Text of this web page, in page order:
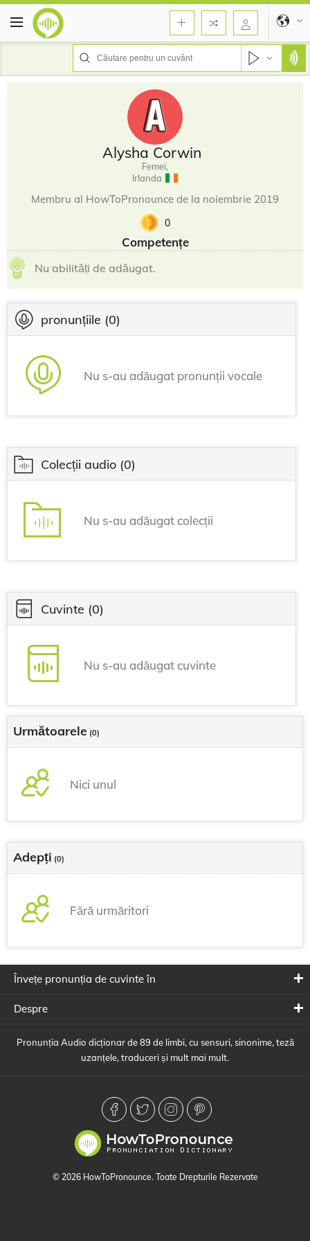
Alysha Corwin
Femei,
Irlanda
Membru al HowToPronounce de la noiembrie 2019
0
Competențe
Nu abilități de adăugat.
pronunțiile (0)
Nu s-au adăugat pronunții vocale
Colecții audio (0)
Nu s-au adăugat colecții
Cuvinte (0)
Nu s-au adăugat cuvinte
Următoarele (0)
Nici unul
Adepți (0)
Fără urmăritori
Învețe pronunția de cuvinte în
Despre
Pronunția Audio dicționar de 89 de limbi, cu sensuri, sinonime, teză
uzanțele, traduceri și mult mai mult.
© 2026 HowToPronounce. Toate Drepturile Rezervate